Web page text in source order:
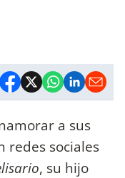
a sus
redes sociales
, su hijo